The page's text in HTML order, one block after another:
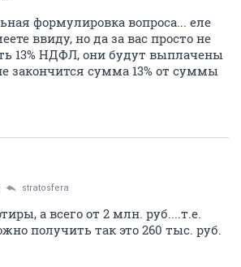
формулировка вопроса... еле
ввиду, но да за вас просто не
13% НДФЛ, они будут выплачены
закончится сумма 13% от суммы
stratosfera
а всего от 2 млн. руб....т.е.
получить так это 260 тыс. руб.